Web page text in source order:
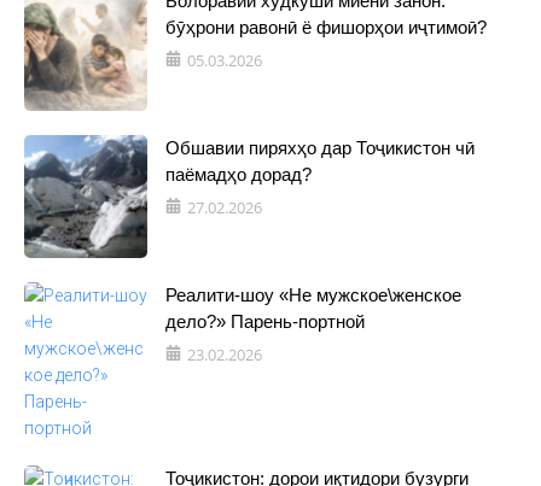
бӯҳрони равонӣ ё фишорҳои иҷтимоӣ?
05.03.2026
Обшавии пиряхҳо дар Тоҷикистон чӣ
паёмадҳо дорад?
27.02.2026
Реалити-шоу «Не мужское\женское
дело?» Парень-портной
23.02.2026
Тоҷикистон: дорои иқтидори бузурги